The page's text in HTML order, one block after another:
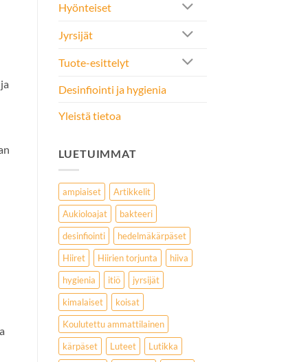
Hyönteiset
Jyrsijät
Tuote-esittelyt
Desinfiointi ja hygienia
Yleistä tietoa
LUETUIMMAT
ampiaiset
Artikkelit
Aukioloajat
bakteeri
desinfiointi
hedelmäkärpäset
Hiiret
Hiirien torjunta
hiiva
hygienia
itiö
jyrsijät
kimalaiset
koisat
Koulutettu ammattilainen
kärpäset
Luteet
Lutikka